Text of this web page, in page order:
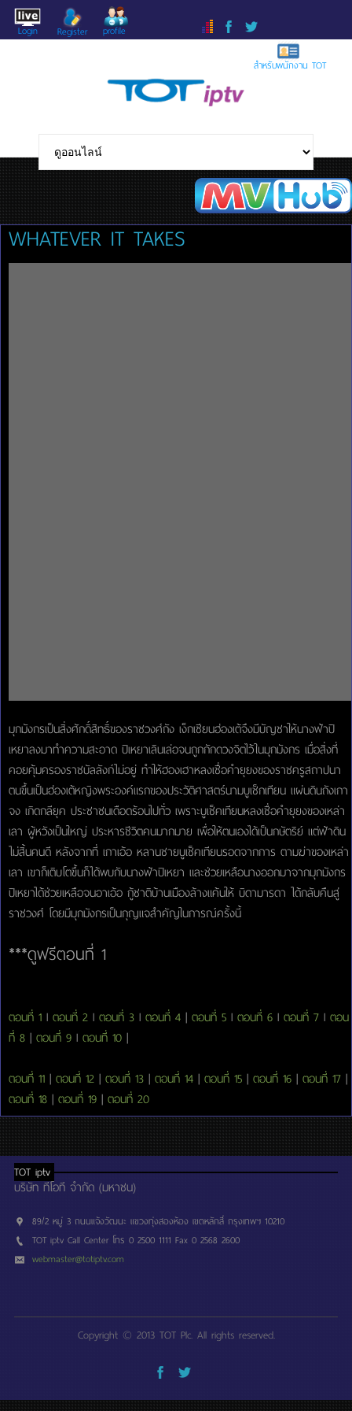
Login Register profile
สำหรับพนักงาน TOT
WHATEVER IT TAKES
มุกมังกรเป็นสิ่งศักดิ์สิทธิ์ของราชวงศ์ถัง เง็กเซียนฮ่องเต้จึงมีบัญชาให้นางฟ้าปิ
เหยาลงมาทำความสะอาด ปิเหยาเลินเล่อจนถูกกักดวงจิตไว้ในมุกมังกร เมื่อสิ่งที่
คอยคุ้มครองราชบัลลังก์ไม่อยู่ ทำให้ฮองเฮาหลงเชื่อคำยุยงของราชครูสถาปนา
ตนขึ้นเป็นฮ่องเต้หญิงพระองค์แรกของประวัติศาสตร์นามบูเช็กเทียน แผ่นดินถังเกา
จง เกิดกลียุค ประชาชนเดือดร้อนไปทั่ว เพราะบูเช็คเทียนหลงเชื่อคำยุยงของเหล่า
เลา ผู้หวังเป็นใหญ่ ประหารชีวิตคนมากมาย เพื่อให้ตนเองได้เป็นกษัตริย์ แต่ฟ้าดิน
ไม่สิ้นคนดี หลังจากที่ เกาเอ้อ หลานชายบูเช็คเทียนรอดจากการ ตามฆ่าของเหล่า
เลา เขาก็เติบโตขึ้นก็ได้พบกับนางฟ้าปิเหยา และช่วยเหลือนางออกมาจากมุกมังกร
ปิเหยาได้ช่วยเหลือจนอาเอ้อ กู้ชาติบ้านเมืองล้างแค้นให้ บิดามารดา ได้กลับคืนสู่
ราชวงศ์ โดยมีมุกมังกรเป็นกุญแจสำคัญในการณ์ครั้งนี้
***ดูฟรีตอนที่ 1
ตอนที่ 1 l ตอนที่ 2 l ตอนที่ 3 l ตอนที่ 4 | ตอนที่ 5 l ตอนที่ 6 l ตอนที่ 7 l ตอน
ที่ 8 | ตอนที่ 9 l ตอนที่ 10 |
ตอนที่ 11 | ตอนที่ 12 | ตอนที่ 13 | ตอนที่ 14 | ตอนที่ 15 | ตอนที่ 16 | ตอนที่ 17 |
ตอนที่ 18 | ตอนที่ 19 | ตอนที่ 20
TOT iptv
บริษัท ทีโอที จำกัด (มหาชน)
89/2 หมู่ 3 ถนนแจ้งวัฒนะ แขวงทุ่งสองห้อง เขตหลักสี่ กรุงเทพฯ 10210
TOT iptv Call Center โทร 0 2500 1111 Fax 0 2568 2600
webmaster@totiptv.com
Copyright © 2013 TOT Plc. All rights reserved.